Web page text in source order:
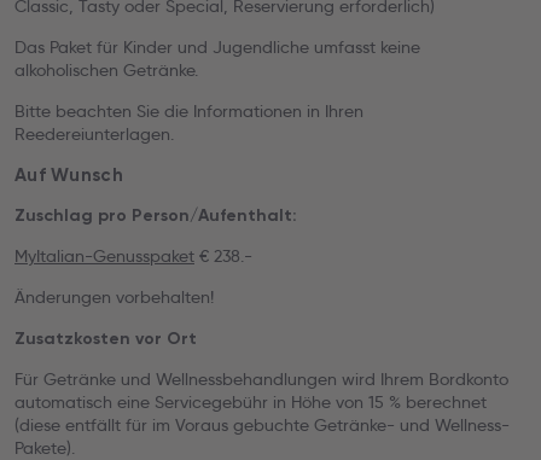
Classic, Tasty oder Special, Reservierung erforderlich)
Das Paket für Kinder und Jugendliche umfasst keine
alkoholischen Getränke.
Bitte beachten Sie die Informationen in Ihren
Reedereiunterlagen.
Auf Wunsch
Zuschlag pro Person/Aufenthalt:
MyItalian-Genusspaket € 238.-
Änderungen vorbehalten!
Zusatzkosten vor Ort
Für Getränke und Wellnessbehandlungen wird Ihrem Bordkonto
automatisch eine Servicegebühr in Höhe von 15 % berechnet
(diese entfällt für im Voraus gebuchte Getränke- und Wellness-
Pakete).